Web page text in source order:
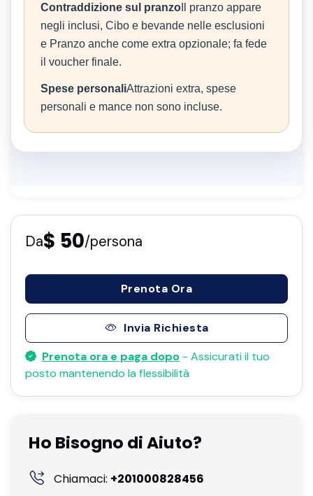
Contraddizione sul pranzo Il pranzo appare
negli inclusi, Cibo e bevande nelle esclusioni
e Pranzo anche come extra opzionale; fa fede
il voucher finale.
Spese personaliAttrazioni extra, spese
personali e mance non sono incluse.
Da$ 50/persona
Prenota Ora
Invia Richiesta
Prenota ora e paga dopo - Assicurati il ​​tuo
posto mantenendo la flessibilità
Ho Bisogno di Aiuto?
Chiamaci: +201000828456